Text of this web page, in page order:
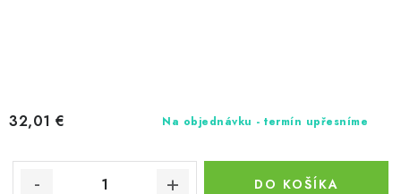
Na objednávku - termín upřesníme
32,01 €
DO KOŠÍKA